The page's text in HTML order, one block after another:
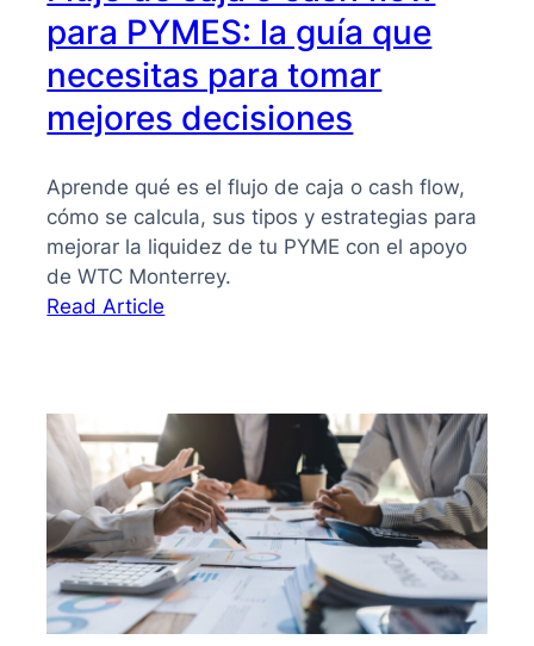
para PYMES: la guía que
necesitas para tomar
mejores decisiones
Aprende qué es el flujo de caja o cash flow,
cómo se calcula, sus tipos y estrategias para
mejorar la liquidez de tu PYME con el apoyo
de WTC Monterrey.
Read Article
o
cash
flow
para
PYMES:
la
guía
que